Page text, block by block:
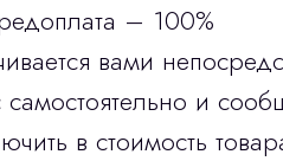
– 100%
вами
и
в стоимость